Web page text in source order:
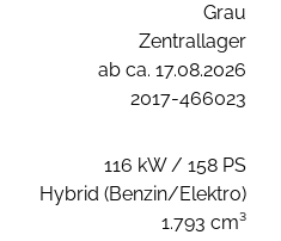
Grau
Zentrallager
ab ca. 17.08.2026
2017-466023
116 kW / 158 PS
Hybrid (Benzin/Elektro)
1.793 cm³